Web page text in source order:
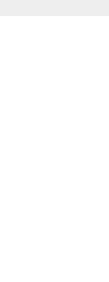
すく、それでいて
自分たちのペース
動きやすく、日々